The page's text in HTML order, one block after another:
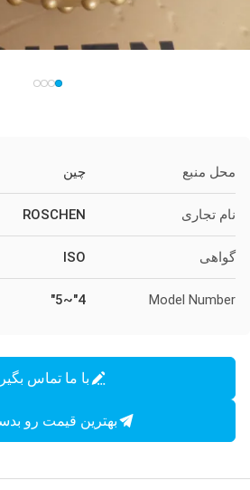
محل منبع چین
نام تجاری ROSCHEN
گواهی ISO
Model Number
4"~5"
با ما تماس
بهترین قیمت رو